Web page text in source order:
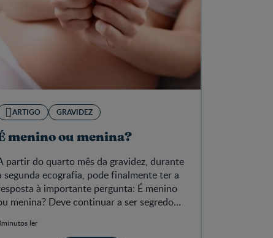
ARTIGO GRAVIDEZ
menino ou menina?
partir do quarto mês da gravidez, durante
segunda ecografia, pode finalmente ter a
à importante pergunta: É menino
menina? Deve continuar a ser segredo
ler